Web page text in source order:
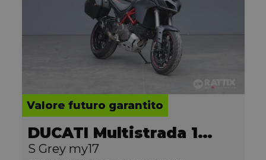
Valore futuro garantito
DUCATI Multistrada 1200
S Grey my17